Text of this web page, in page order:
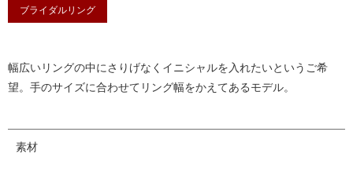
ブライダルリング
幅広いリングの中にさりげなくイニシャルを入れたいというご希
望。手のサイズに合わせてリング幅をかえてあるモデル。
素材